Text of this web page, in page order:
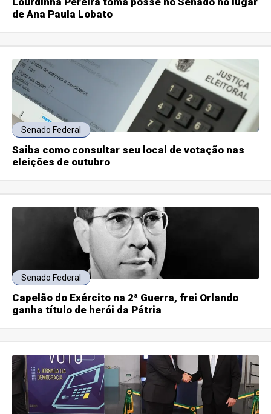
de Ana Paula Lobato
Senado Federal
Saiba como consultar seu local de votação nas
eleições de outubro
Senado Federal
Capelão do Exército na 2ª Guerra, frei Orlando
ganha título de herói da Pátria